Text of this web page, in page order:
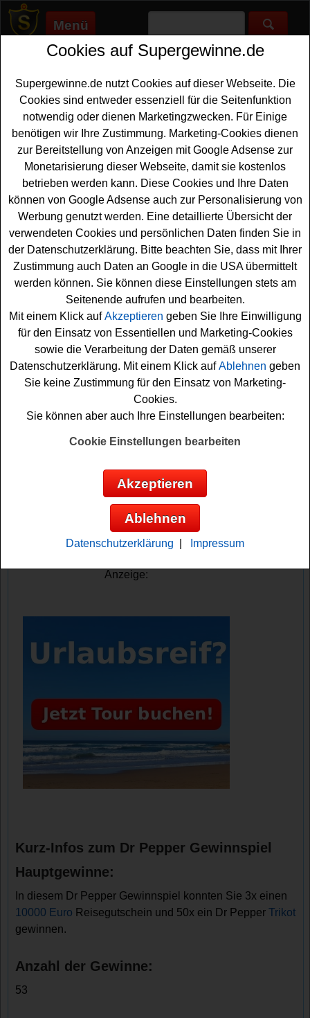
Menü
Supergewinne.de>Gewinnspiele>Reise Gewinnspiele>Dr
Anzeige:
Anzeige:
Dr Pepper Gewinnspiel - mit
Kassenbon gewinnen
Ein tolles Dr Pepper Gewinnspiel mit Kassenbon für alle
Football-Fans unter den Gewinnern. Dr Pepper verlost
bei diesem Gewinnspiel als Hauptgewinne dreimal einen
Reisegutscheinim Wert von je 10000 Euro - und mit
etwas Glück können Sie einen solchen Reise Gutschein
gewinnen. Zusätzlich wartet 50x ein personalisiertes Dr
Trikotauf glückliche Gewinner.
Falls Sie bei dem Dr Pepper Gewinnspiel mitmachen
möchten, müssen Sie im Aktionszeitraum mindestens
eins der angegebenen Dr Pepper Produkte kaufen und
ein Foto von Ihrem Kassenbon einsenden. Bitte
beachten Sie die genauen Teilnahmebedingungen bei
diesem Dr Pepper Gewinnspiel. Vielleicht haben Sie ja
Glück und können eins der Trikots oder gar einen
Dr Pepper verlost 3x einen 10000 Euro
Reisegutschein und 50x ein Dr Pepper
Anzeige:
Kurz-Infos zum Dr Pepper Gewinnspiel
Hauptgewinne:
In diesem Dr Pepper Gewinnspiel konnten Sie 3x einen
10000 Euro Reisegutschein und 50x ein Dr PepperTrikot
gewinnen.
Anzahl der Gewinne:
53
Cookies auf Supergewinne.de
Supergewinne.de nutzt Cookies auf dieser Webseite. Die
Cookies sind entweder essenziell für die Seitenfunktion
notwendig oder dienen Marketingzwecken. Für Einige
benötigen wir Ihre Zustimmung. Marketing-Cookies dienen
zur Bereitstellung von Anzeigen mit Google Adsense zur
Monetarisierung dieser Webseite, damit sie kostenlos
betrieben werden kann. Diese Cookies und Ihre Daten
können von Google Adsense auch zur Personalisierung von
Werbung genutzt werden. Eine detaillierte Übersicht der
verwendeten Cookies und persönlichen Daten finden Sie in
der Datenschutzerklärung. Bitte beachten Sie, dass mit Ihrer
Zustimmung auch Daten an Google in die USA übermittelt
werden können. Sie können diese Einstellungen stets am
Seitenende aufrufen und bearbeiten.
Mit einem Klick aufAkzeptieren geben Sie Ihre Einwilligung
für den Einsatz von Essentiellen und Marketing-Cookies
sowie die Verarbeitung der Daten gemäß unserer
Datenschutzerklärung. Mit einem Klick aufAblehnen geben
Sie keine Zustimmung für den Einsatz von Marketing-
Cookies.
Sie können aber auch Ihre Einstellungen bearbeiten:
Cookie Einstellungen bearbeiten
Akzeptieren
Ablehnen
Datenschutzerklärung Impressum